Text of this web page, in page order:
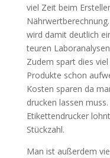
viel Zeit beim
wird damit deutlich
teuren
Zudem spart dies
Produkte schon
Kosten sparen da
drucken lassen
Etikettendrucker
Stückzahl.
Man ist außerdem